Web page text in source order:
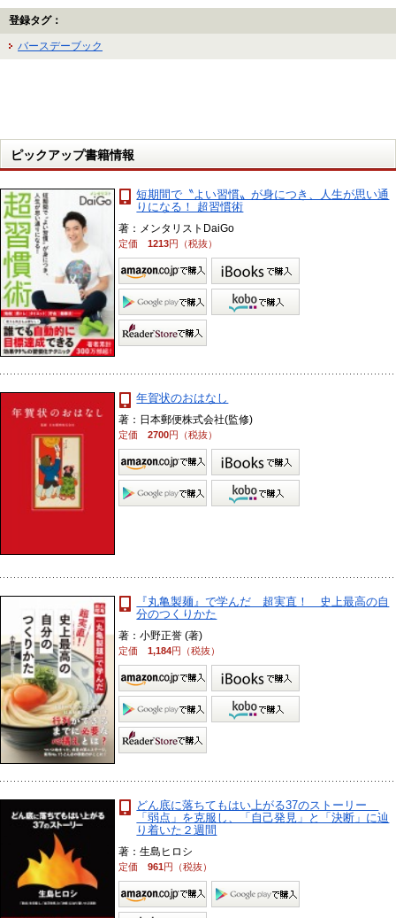
登録タグ：
バースデーブック
ピックアップ書籍情報
短期間で〝よい習慣〟が身につき、人生が思い通
りになる！ 超習慣術
著：メンタリストDaiGo
定価1213円（税抜）
年賀状のおはなし
著：日本郵便株式会社(監修)
定価2700円（税抜）
『丸亀製麺』で学んだ 超実直！ 史上最高の自
分のつくりかた
著：小野正誉 (著)
定価1,184円（税抜）
どん底に落ちてもはい上がる37のストーリー
「弱点」を克服し、「自己発見」と「決断」に辿
り着いた２週間
著：生島ヒロシ
定価961円（税抜）